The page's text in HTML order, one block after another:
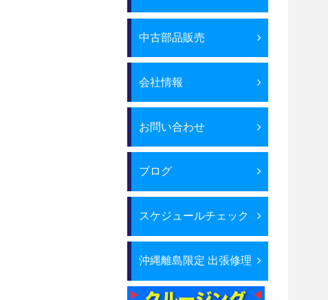
中古部品販売
会社情報
お問い合わせ
ブログ
スケジュールチェック
沖縄離島限定 出張修理